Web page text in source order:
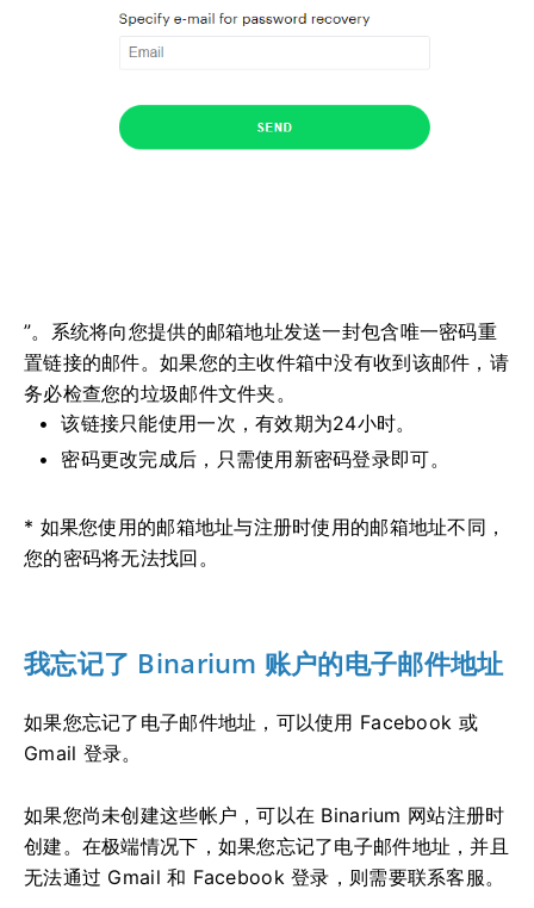
”。系统将向您提供的邮箱地址发送一封包含唯一密码重
置链接的邮件。如果您的主收件箱中没有收到该邮件，请
务必检查您的垃圾邮件文件夹。
该链接只能使用一次，有效期为24小时。
密码更改完成后，只需使用新密码登录即可。
* 如果您使用的邮箱地址与注册时使用的邮箱地址不同，
您的密码将无法找回。
我忘记了 Binarium 账户的电子邮件地址
如果您忘记了电子邮件地址，可以使用 Facebook 或
Gmail 登录。
如果您尚未创建这些帐户，可以在 Binarium 网站注册时
创建。在极端情况下，如果您忘记了电子邮件地址，并且
无法通过 Gmail 和 Facebook 登录，则需要联系客服。